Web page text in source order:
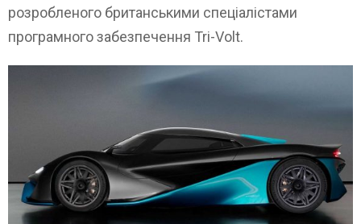
розробленого британськими спеціалістами
програмного забезпечення Tri-Volt.